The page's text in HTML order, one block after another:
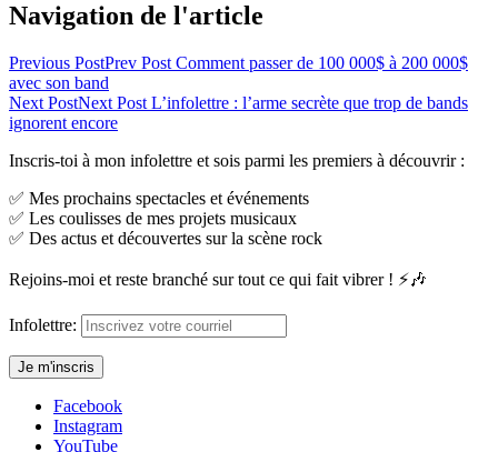
Navigation de l'article
Previous PostPrev Post Comment passer de 100 000$ à 200 000$
avec son band
Next PostNext Post L’infolettre : l’arme secrète que trop de bands
ignorent encore
Inscris-toi à mon infolettre et sois parmi les premiers à découvrir :
✅ Mes prochains spectacles et événements
✅ Les coulisses de mes projets musicaux
✅ Des actus et découvertes sur la scène rock
Rejoins-moi et reste branché sur tout ce qui fait vibrer ! ⚡🎶
Infolettre:
Facebook
Instagram
YouTube